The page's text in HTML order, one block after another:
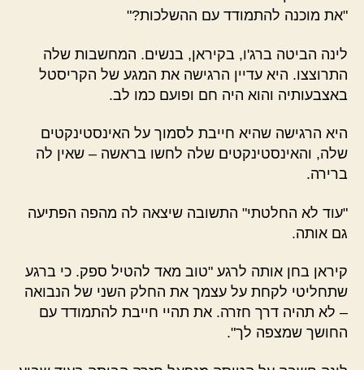
"את מוכנה להתמודד עם ההשלכות?"
לינה הביטה ברג'ו, בקיראן, בנשים. המחשבות שלה
התרוצצו. היא עדיין הרגישה את המגע של הקריסטל
באצבעותיה והוא היה חם ופועם כמו לב.
היא הרגישה שהיא חייבת לסמוך על האינסטינקטים
שלה, והאינסטינקטים שלה לחשו בראשה – שאין לה
ברירה.
"עוד לא החלטתי" התשובה שיצאה לה מהפה הפתיעה
גם אותה.
קיראן בחן אותה לרגע "טוב מאד להטיל ספק. כי ברגע
שתחליטי לקחת על עצמך את החלק השני של הנבואה
– לא תהיה דרך חזרה. את תהיי חייבת להתמודד עם
החושך שמצפה לך".